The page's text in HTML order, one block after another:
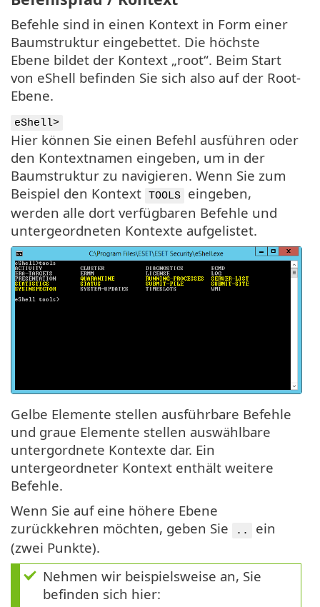
Befehle sind in einen Kontext in Form einer
Baumstruktur eingebettet. Die höchste
Ebene bildet der Kontext „root“. Beim Start
von eShell befinden Sie sich also auf der Root-
Ebene.
eShell>
Hier können Sie einen Befehl ausführen oder
den Kontextnamen eingeben, um in der
Baumstruktur zu navigieren. Wenn Sie zum
Beispiel den Kontext
TOOLS
eingeben,
werden alle dort verfügbaren Befehle und
untergeordneten Kontexte aufgelistet.
Gelbe Elemente stellen ausführbare Befehle
und graue Elemente stellen auswählbare
untergordnete Kontexte dar. Ein
untergeordneter Kontext enthält weitere
Befehle.
Wenn Sie auf eine höhere Ebene
zurückkehren möchten, geben Sie
..
ein
(zwei Punkte).
Nehmen wir beispielsweise an, Sie
befinden sich hier: